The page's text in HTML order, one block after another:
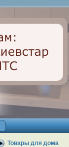
Товары для дома